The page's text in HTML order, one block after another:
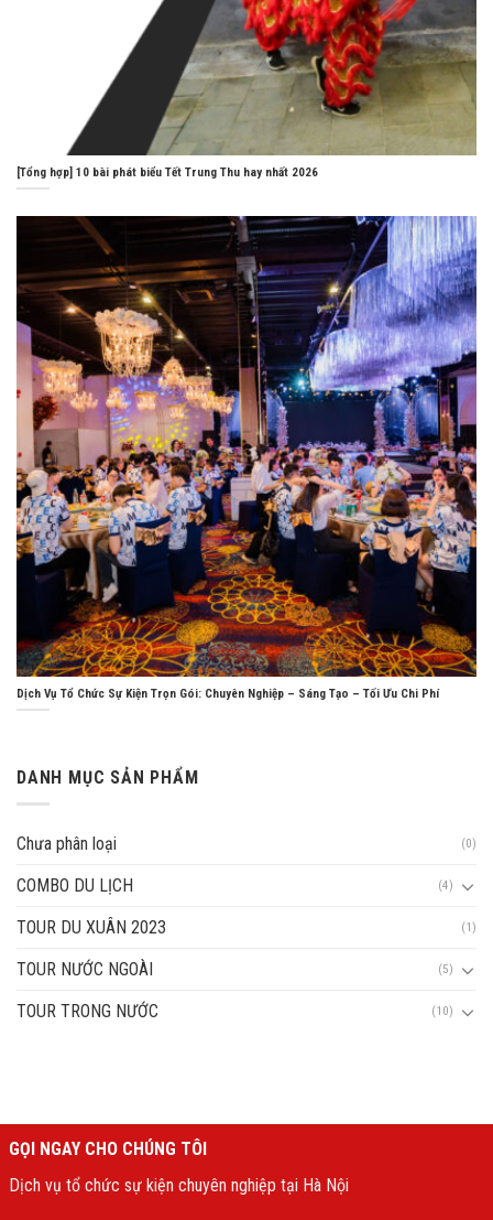
[Tổng hợp] 10 bài phát biểu Tết Trung Thu hay nhất 2026
Dịch Vụ Tổ Chức Sự Kiện Trọn Gói: Chuyên Nghiệp – Sáng Tạo – Tối Ưu Chi Phí
DANH MỤC SẢN PHẨM
Chưa phân loại (0)
COMBO DU LỊCH (4)
TOUR DU XUÂN 2023 (1)
TOUR NƯỚC NGOÀI (5)
TOUR TRONG NƯỚC (10)
GỌI NGAY CHO CHÚNG TÔI
Dịch vụ tổ chức sự kiện chuyên nghiệp tại Hà Nội